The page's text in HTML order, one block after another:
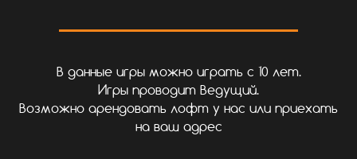
В данные игры можно играть с 10 лет.
Игры проводит Ведущий.
Возможно арендовать лофт у нас или приехать
на ваш адрес